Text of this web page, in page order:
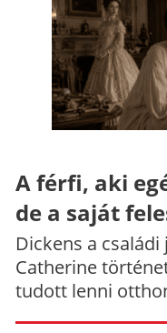
A férfi, aki
de a saját
Dickens a
Catherine
tudott lenni